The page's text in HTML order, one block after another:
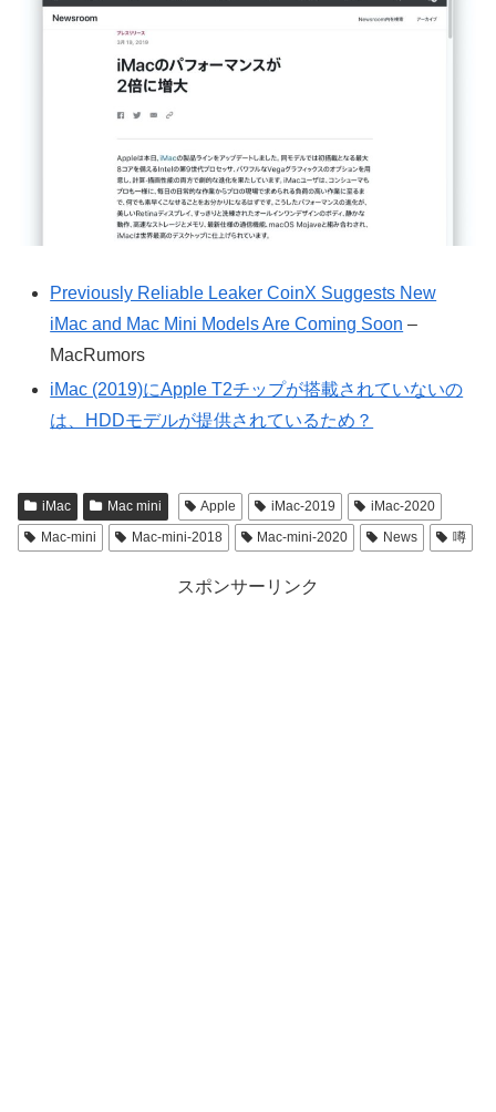
Previously Reliable Leaker CoinX Suggests New
iMac and Mac Mini Models Are Coming Soon –
MacRumors
iMac (2019)にApple T2チップが搭載されていないの
は、HDDモデルが提供されているため？
iMac Mac mini Apple iMac-2019
iMac-2020
Mac-mini
Mac-mini-2018 Mac-mini-2020 News 噂
スポンサーリンク